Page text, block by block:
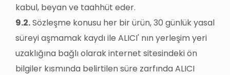
kabul, beyan ve taahhüt eder.
9.2.Sözleşme konusu her bir ürün, 30 günlük yasal
süreyi aşmamak kaydı ile ALICI' nın yerleşim yeri
uzaklığına bağlı olarak internet sitesindeki ön
bilgiler kısmında belirtilen süre zarfında ALICI